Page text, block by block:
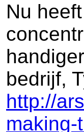
Nu
bedrijf,
http://
making-